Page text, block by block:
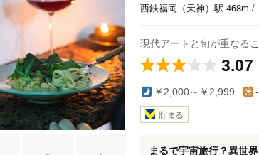
西鉄福岡（天神）駅 468m
現代アートと旬が重なる
3.07
￥2,000～￥2,999 -
貯まる
まるで宇宙旅行？異世